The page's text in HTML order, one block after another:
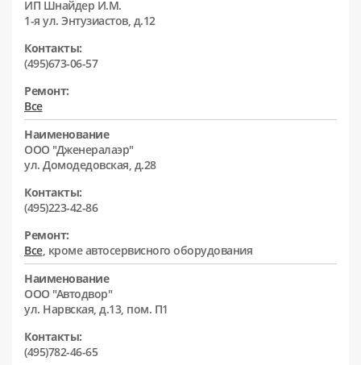
ИП Шнайдер И.М.
1-я ул. Энтузиастов, д.12
Контакты:
(495)673-06-57
Ремонт:
Все
Наименование
ООО "Дженералаэр"
ул. Домодедовская, д.28
Контакты:
(495)223-42-86
Ремонт:
Все, кроме автосервисного оборудования
Наименование
ООО "Автодвор"
ул. Нарвская, д.13, пом. П1
Контакты:
(495)782-46-65